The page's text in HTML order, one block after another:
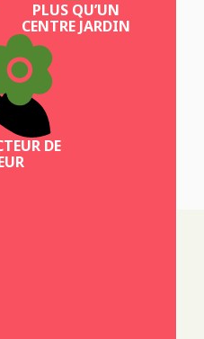
PLUS QU’UN
CENTRE JARDIN
DE